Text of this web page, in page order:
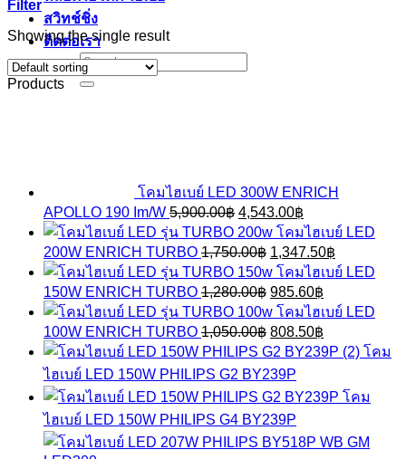
สวิทช์ชิ่ง
ติดต่อเรา
Search
for:
Filter
Showing the single result
Products
โคมไฮเบย์ LED 300W ENRICH
APOLLO 190 Im/W 5,900.00฿ Original
price
was:
5,900.00฿.
4,543.00฿
price
is:
4,543.00฿.
โคมไฮเบย์ LED
200W ENRICH TURBO 1,750.00฿ Original
price
was:
1,750.00฿.
1,347.50฿
price
is:
1,347.50฿.
โคมไฮเบย์ LED
150W ENRICH TURBO 1,280.00฿ Original
price
was:
1,280.00฿.
985.60฿
price
is:
985.60฿.
โคมไฮเบย์ LED
100W ENRICH TURBO 1,050.00฿ Original
price
was:
1,050.00฿.
808.50฿
price
is:
โคม
ไฮเบย์ LED 150W PHILIPS G2 BY239P
โคม
ไฮเบย์ LED 150W PHILIPS G4 BY239P